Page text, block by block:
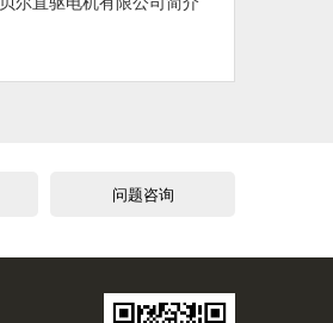
问题咨询